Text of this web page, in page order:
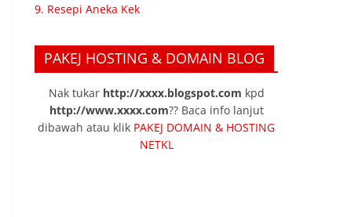
9. Resepi Aneka Kek
PAKEJ HOSTING & DOMAIN BLOG
Nak tukar http://xxxx.blogspot.com kpd
http://www.xxxx.com?? Baca info lanjut
dibawah atau klik PAKEJ DOMAIN & HOSTING
NETKL